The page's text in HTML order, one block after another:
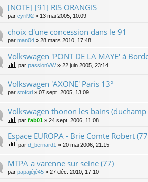
[NOTE] [91] RIS ORANGIS
par cyril92 » 13 mai 2005, 10:09
choix d'une concession dans le 91
par man04 » 28 mars 2010, 17:48
Volkswagen 'PONT DE LA MAYE' à
par passionVW» 22 juin 2005, 23:14
Volkswagen 'AXONE' Paris 13°
par stofcri » 07 sept. 2005, 13:09
Volkswagen thonon les bains
par fab01 » 24 sept. 2006, 11:08
Espace EUROPA - Brie Comte Robert
par d_bernard1 » 20 mai 2006, 21:15
MTPA a varenne sur seine (77)
par papajéjé45 » 27 déc. 2010, 17:10